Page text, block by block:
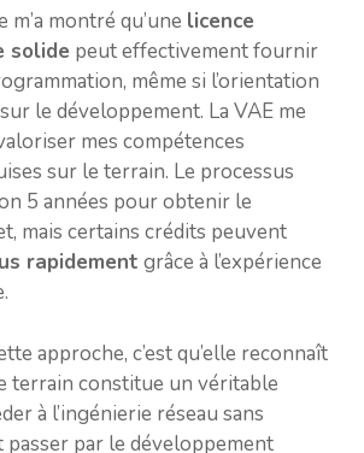
montré qu’une licence
solide peut effectivement fournir
même si l’orientation
le développement. La VAE me
mes compétences
sur le terrain. Le processus
5 années pour obtenir le
mais certains crédits peuvent
rapidement grâce à l’expérience
approche, c’est qu’elle reconnaît
terrain constitue un véritable
à l’ingénierie réseau sans
passer par le développement